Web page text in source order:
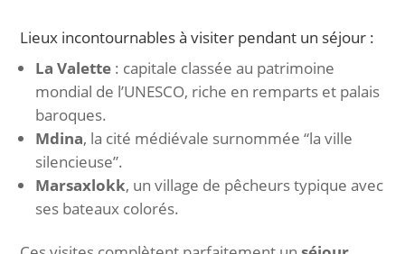
Lieux incontournables à visiter pendant un séjour :
La Valette : capitale classée au patrimoine
mondial de l’UNESCO, riche en remparts et palais
baroques.
Mdina, la cité médiévale surnommée “la ville
silencieuse”.
Marsaxlokk, un village de pêcheurs typique avec
ses bateaux colorés.